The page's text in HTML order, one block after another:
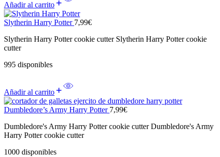
Añadir al carrito
Slytherin Harry Potter 7,99€
Slytherin Harry Potter cookie cutter Slytherin Harry Potter cookie
cutter
995 disponibles
Añadir al carrito
Dumbledore’s Army Harry Potter 7,99€
Dumbledore's Army Harry Potter cookie cutter Dumbledore's Army
Harry Potter cookie cutter
1000 disponibles